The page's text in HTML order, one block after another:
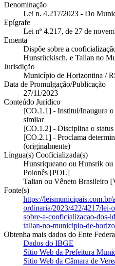
Denominação
Lei n. 4.217/2023 - Do
Epígrafe
Lei nº 4.217, de 27 de
Ementa
Dispõe sobre a
Hunsrückisch, e Talian no
Jurisdição
Município de Horizontina /
Data de Promulgação/Publicação
27/11/2023
Conteúdo Jurídico
[CO.1.1] - Institui/Inaugura
similar
[CO.1.2] - Disciplina o
[CO.2.1] - Proclama
(originalmente)
Língua(s) Cooficializada(s)
Hunsriqueano ou Hunsrik
Polonês [POL]
Talian ou Vêneto Brasileiro
Fonte(s)
https://
ordinaria/2023/422/4217/lei-
sobre-a-cooficializacao-dos-
talian-no-municipio-de-
Obtenha mais dados do Ente
Dados do IBGE
Sítio Web da Prefeitura
Sítio Web da Câmara de